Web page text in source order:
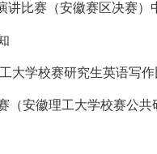
讲比赛（安徽赛区决赛）
大学校赛研究生英语写
（安徽理工大学校赛公